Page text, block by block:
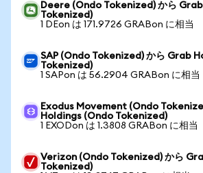
Deere (Ondo Tokenized) から
Tokenized)
1 DEon は 171.9726 GRABon に相当
SAP (Ondo Tokenized) から Grab
Tokenized)
1 SAPon は 56.2904 GRABon に相当
Exodus Movement (Ondo
Holdings (Ondo Tokenized)
1 EXODon は 1.3808 GRABon に相当
Verizon (Ondo Tokenized) から
Tokenized)